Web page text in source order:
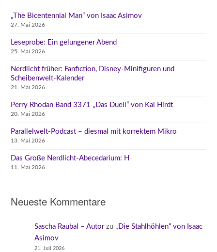
„The Bicentennial Man“ von Isaac Asimov
27. Mai 2026
Leseprobe: Ein gelungener Abend
25. Mai 2026
Nerdlicht früher: Fanfiction, Disney-Minifiguren und
Scheibenwelt-Kalender
21. Mai 2026
Perry Rhodan Band 3371 „Das Duell“ von Kai Hirdt
20. Mai 2026
Parallelwelt-Podcast – diesmal mit korrektem Mikro
13. Mai 2026
Das Große Nerdlicht-Abecedarium: H
11. Mai 2026
Neueste Kommentare
Sascha Raubal – Autorzu „Die Stahlhöhlen“ von Isaac
Asimov
21. Juli 2026